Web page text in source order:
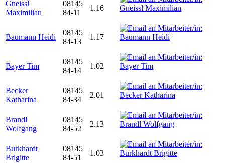
Gneissl
Maximilian
08145
84-11
1.16
Baumann Heidi
08145
84-13
1.17
Bayer Tim
08145
84-14
1.02
Becker
Katharina
08145
84-34
2.01
Brandl
Wolfgang
08145
84-52
2.13
Burkhardt
Brigitte
08145
84-51
1.03